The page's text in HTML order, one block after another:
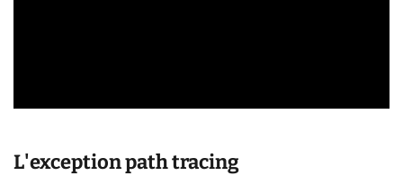
L'exception path tracing